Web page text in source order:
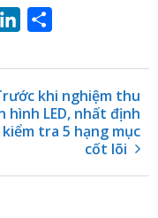
LinkedIn
khi nghiệm thu
hình LED, nhất định
tra 5 hạng mục
cốt lõi